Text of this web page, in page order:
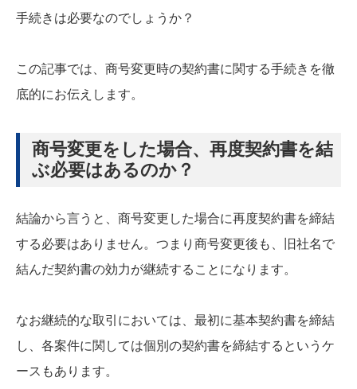
手続きは必要なのでしょうか？
この記事では、商号変更時の契約書に関する手続きを徹
底的にお伝えします。
商号変更をした場合、再度契約書を結
ぶ必要はあるのか？
結論から言うと、商号変更した場合に再度契約書を締結
する必要はありません。つまり商号変更後も、旧社名で
結んだ契約書の効力が継続することになります。
なお継続的な取引においては、最初に基本契約書を締結
し、各案件に関しては個別の契約書を締結するというケ
ースもあります。